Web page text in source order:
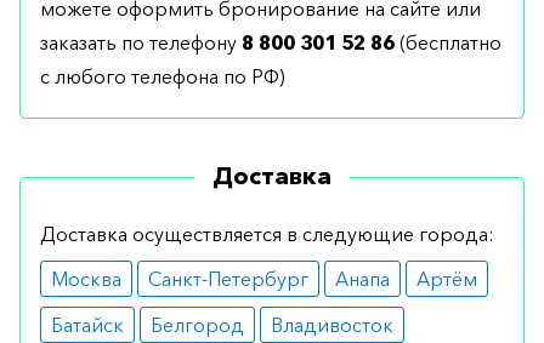
можете оформить бронирование на сайте или
заказать по телефону 8 800 301 52 86 (бесплатно
с любого телефона по РФ)
Доставка
Доставка осуществляется в следующие города:
Москва
Санкт-Петербург Анапа
Артём
Батайск
Белгород
Владивосток